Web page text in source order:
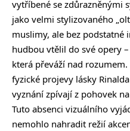
vytříbené se zdůrazněnými
jako velmi stylizovaného
muslimy, ale bez podstatné
hudbou vtělil do své opery
která převáží nad
fyzické projevy lásky
vyznání zpívají z pohovek
Tuto absenci vizuálního
nemohlo nahradit režií